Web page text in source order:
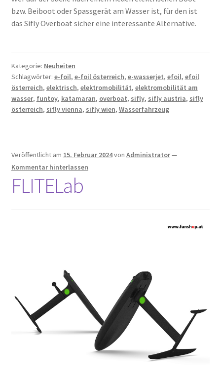
bzw. Beiboot oder Spassgerät am Wasser ist, für den ist
das Sifly Overboat sicher eine interessante Alternative.
Kategorie: Neuheiten
Schlagwörter: e-foil, e-foil österreich, e-wasserjet, efoil, efoil
österreich, elektrisch, elektromobilität, elektromobilität am
wasser, funtoy, katamaran, overboat, sifly, sifly austria, sifly
österreich, sifly vienna, sifly wien, Wasserfahrzeug
Veröffentlicht am 15. Februar 2024von Administrator—
Kommentar hinterlassen
FLITELab